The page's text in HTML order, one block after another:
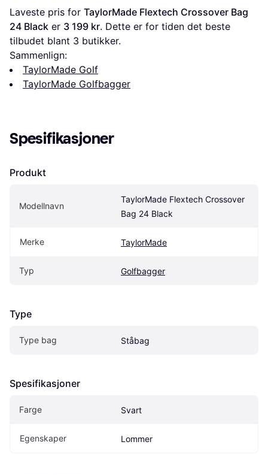
Laveste pris for TaylorMade Flextech Crossover Bag
24 Black er 3 199 kr. Dette er for tiden det beste
tilbudet blant 3 butikker.
Sammenlign:
TaylorMade Golf
TaylorMade Golfbagger
Spesifikasjoner
Produkt
Modellnavn
TaylorMade Flextech Crossover
Bag 24 Black
Merke TaylorMade
Typ Golfbagger
Type
Type bag Ståbag
Spesifikasjoner
Farge Svart
Egenskaper Lommer